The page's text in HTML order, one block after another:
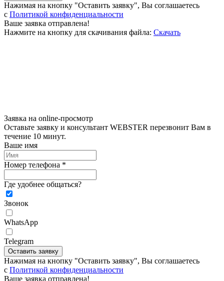
Нажимая на кнопку "Оставить заявку", Вы соглашаетесь
c Политикой конфиденциальности
Ваше заявка отправлена!
Нажмите на кнопку для скачивания файла: Скачать
Заявка на online-просмотр
Оставьте заявку и консультант WEBSTER перезвонит Вам в
течение 10 минут.
Ваше имя
Номер телефона *
Где удобнее общаться?
Звонок
WhatsApp
Telegram
Оставить заявку
Нажимая на кнопку "Оставить заявку", Вы соглашаетесь
c Политикой конфиденциальности
Ваше заявка отправлена!